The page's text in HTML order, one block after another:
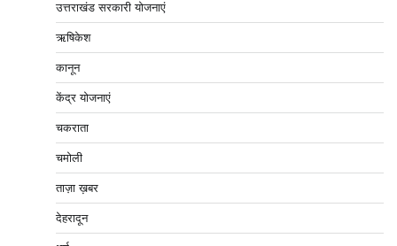
उत्तराखंड सरकारी योजनाएं
ऋषिकेश
कानून
केंद्र योजनाएं
चकराता
चमोली
ताज़ा ख़बर
देहरादून